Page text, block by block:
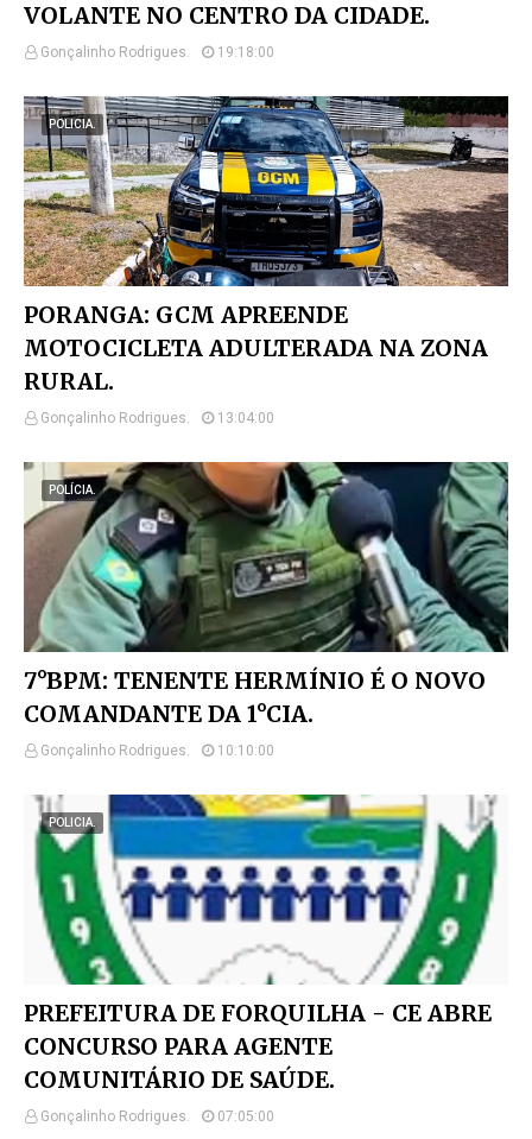
VOLANTE NO CENTRO DA CIDADE.
Gonçalinho Rodrigues. 19:18:00
POLICIA.
PORANGA: GCM APREENDE
MOTOCICLETA ADULTERADA NA ZONA
RURAL.
Gonçalinho Rodrigues. 13:04:00
POLÍCIA.
7°BPM: TENENTE HERMÍNIO É O NOVO
COMANDANTE DA 1°CIA.
Gonçalinho Rodrigues. 10:10:00
POLICIA.
PREFEITURA DE FORQUILHA - CE ABRE
CONCURSO PARA AGENTE
COMUNITÁRIO DE SAÚDE.
Gonçalinho Rodrigues. 07:05:00